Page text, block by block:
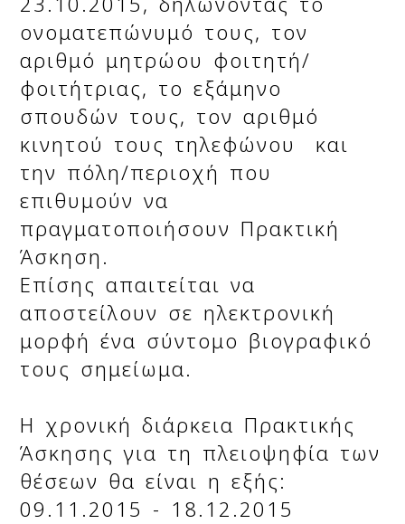
ονοματεπώνυμό τους, τον
αριθμό μητρώου φοιτητή/
φοιτήτριας, το εξάμηνο
σπουδών τους, τον αριθμό
κινητού τους τηλεφώνου και
την πόλη/περιοχή που
επιθυμούν να
πραγματοποιήσουν Πρακτική
Άσκηση.
Επίσης απαιτείται να
αποστείλουν σε ηλεκτρονική
μορφή ένα σύντομο βιογραφικό
τους σημείωμα.
Η χρονική διάρκεια Πρακτικής
Άσκησης για τη πλειοψηφία των
θέσεων θα είναι η εξής:
09.11.2015 - 18.12.2015